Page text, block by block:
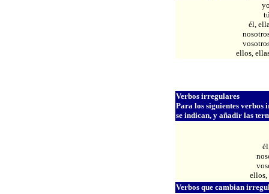
él,
ellos,
Verbos irregulares
Para los siguientes verbos
se indican, y añadir las
ellos,
Verbos que cambian